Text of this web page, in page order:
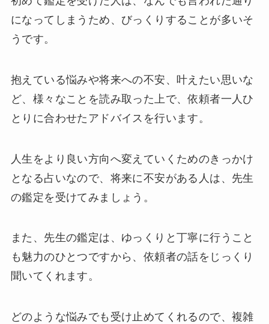
になってしまうため、びっくりすることが多いそ
うです。
抱えている悩みや将来への不安、叶えたい思いな
ど、様々なことを読み取った上で、依頼者一人ひ
とりに合わせたアドバイスを行います。
人生をより良い方向へ変えていくためのきっかけ
となる占いなので、将来に不安がある人は、先生
の鑑定を受けてみましょう。
また、先生の鑑定は、ゆっくりと丁寧に行うこと
も魅力のひとつですから、依頼者の話をじっくり
聞いてくれます。
どのような悩みでも受け止めてくれるので、複雑